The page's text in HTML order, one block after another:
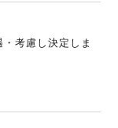
考慮し決定しま